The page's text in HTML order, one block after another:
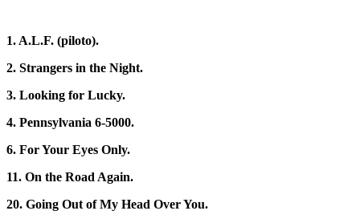
1. A.L.F. (piloto).
2. Strangers in the Night.
3. Looking for Lucky.
4. Pennsylvania 6-5000.
6. For Your Eyes Only.
11. On the Road Again.
20. Going Out of My Head Over You.